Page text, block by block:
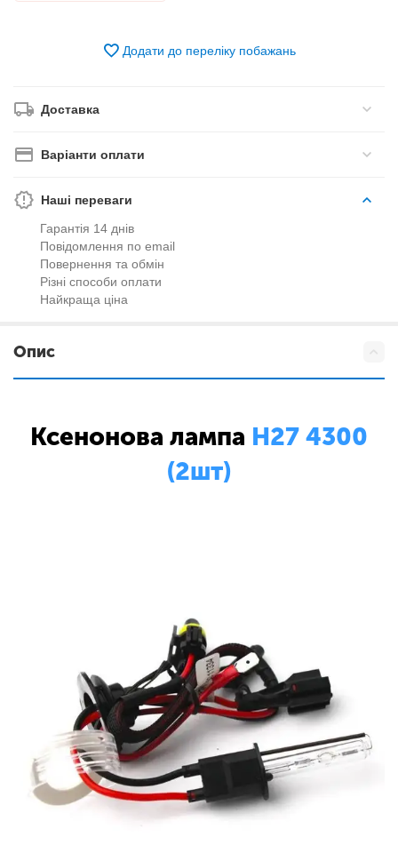
Додати до переліку побажань
Доставка
Варіанти оплати
Наші переваги
Гарантія 14 днів
Повідомлення по email
Повернення та обмін
Різні способи оплати
Найкраща ціна
Опис
Ксенонова лампа H27 4300
(2шт)